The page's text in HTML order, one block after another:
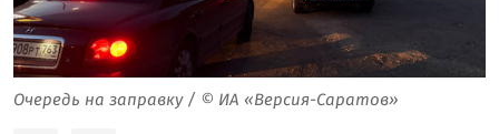
Очередь на заправку / © ИА «Версия-Саратов»